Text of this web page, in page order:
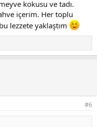
kokusu ve tadı.
içerim. Her toplu
lezzete yaklaştım
#6